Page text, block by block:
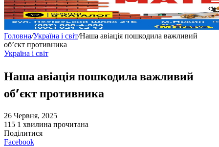
Головна/Україна і світ/Наша авіація пошкодила важливий
об’єкт противника
Україна і світ
Наша авіація пошкодила важливий
об’єкт противника
26 Червня, 2025
115 1 хвилина прочитана
Поділитися
Facebook